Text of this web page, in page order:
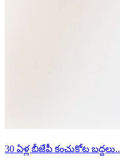
30 ఏళ్ల బీజేపీ కంచుకోట బద్దలు..